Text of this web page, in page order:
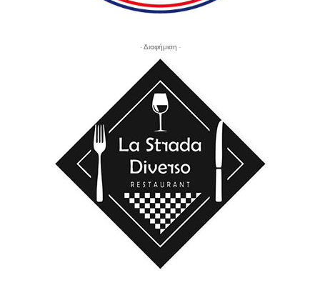
- Διαφήμιση -